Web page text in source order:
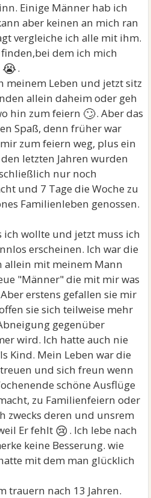
Einige Männer hab ich
aber keinen an mich ran
vergleiche ich alle mit ihm.
dem ich mich
😭.
meinem Leben und jetzt sitz
allein daheim oder geh
hin zum feiern 🙄. Aber das
Spaß, denn früher war
zum feiern weg, plus ein
letzten Jahren wurden
nur noch
und 7 Tage die Woche zu
Familienleben genossen.
ich wollte und jetzt muss ich
erscheinen. Ich war die
allein mit meinem Mann
"Männer" die mit mir was
erstens gefallen sie mir
sie sich teilweise mehr
gegenüber
wird. Ich hatte auch nie
Kind. Mein Leben war die
und sich freun wenn
schöne Ausflüge
zu Familienfeiern oder
zwecks deren und unsrem
Er fehlt 😢. Ich lebe nach
keine Besserung. wie
mit dem man glücklich
trauern nach 13 Jahren.